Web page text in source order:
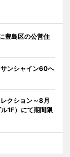
豊島区の公営住
ンシャイン60へ
クション～8月
1F）にて期間限